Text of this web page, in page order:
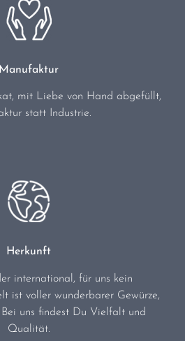
Manufaktur
mit Liebe von Hand abgefüllt,
statt Industrie.
Herkunft
international, für uns kein
ist voller wunderbarer Gewürze,
uns findest Du Vielfalt und
Qualität.